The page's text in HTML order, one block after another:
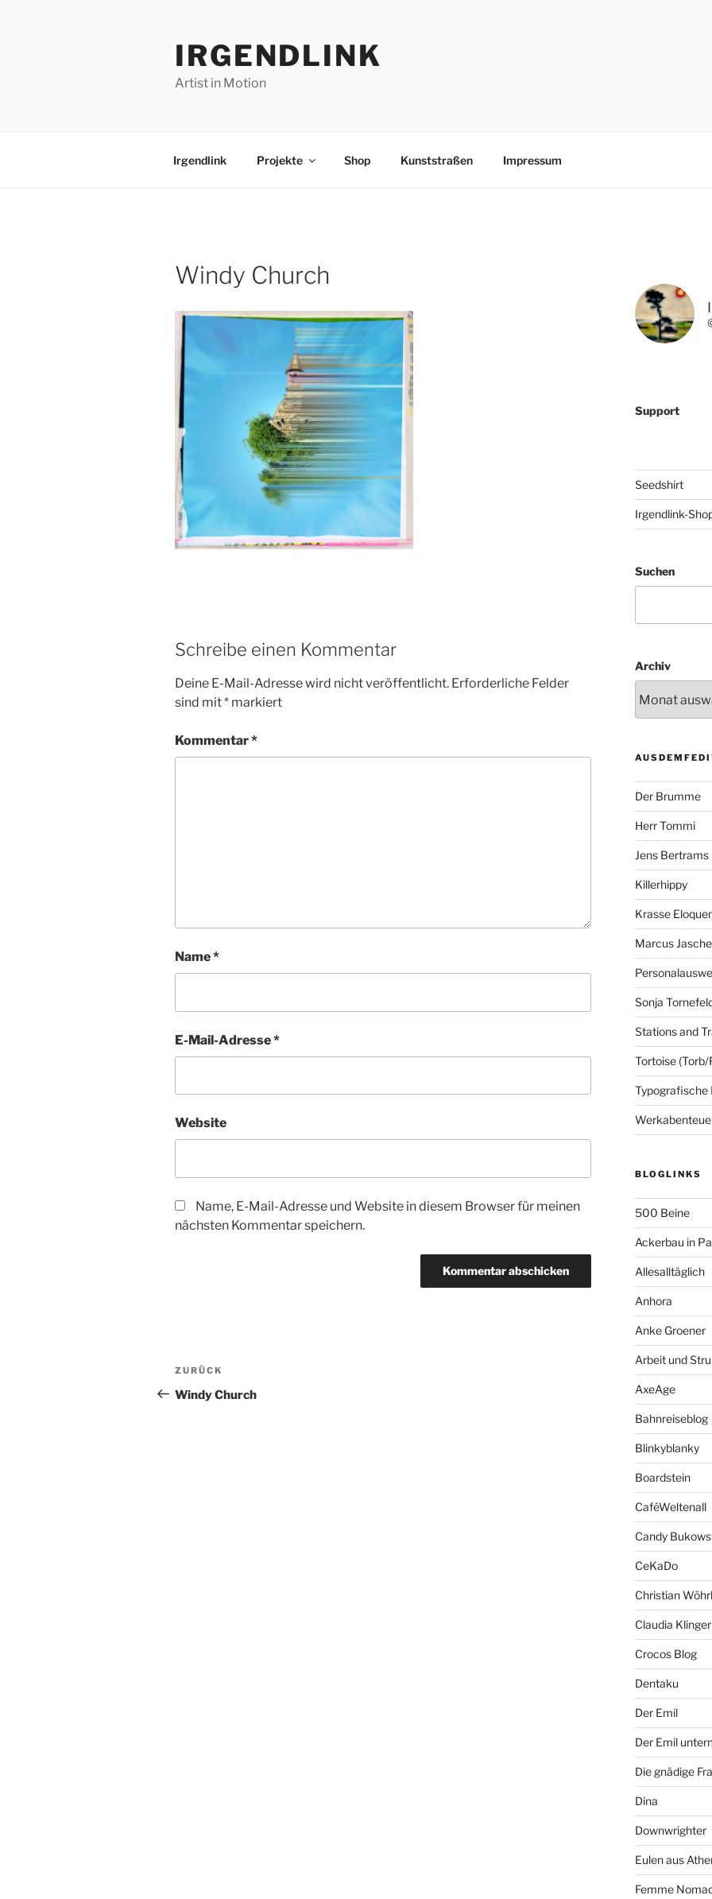
IRGENDLINK
Artist in Motion
Irgendlink Projekte Shop Kunststraßen Impressum
Windy Church
Schreibe einen Kommentar
Deine E-Mail-Adresse wird nicht veröffentlicht. Erforderliche Felder
sind mit* markiert
Kommentar*
Name*
E-Mail-Adresse*
Website
Name, E-Mail-Adresse und Website in diesem Browser für meinen
nächsten Kommentar speichern.
Beitragsnavigation
Vorheriger
Beitrag
ZURÜCK
Windy Church
Support
Seedshirt
Irgendlink-
Suchen
Archiv
Der Brumme
Herr Tommi
Jens Bertrams
Killerhippy
Krasse
Marcus
Sonja
Stations and
Tortoise (Torb/
Typografische
BLOGLINKS
500 Beine
Ackerbau in
Allesalltäglich
Anhora
Anke Groener
Arbeit und
AxeAge
Bahnreiseblog
Blinkyblanky
Boardstein
CaféWeltenall
Candy
CeKaDo
Christian Wöhrl
Claudia Klinger
Crocos Blog
Dentaku
Der Emil
Der Emil
Die gnädige
Dina
Downwrighter
Eulen aus
Femme